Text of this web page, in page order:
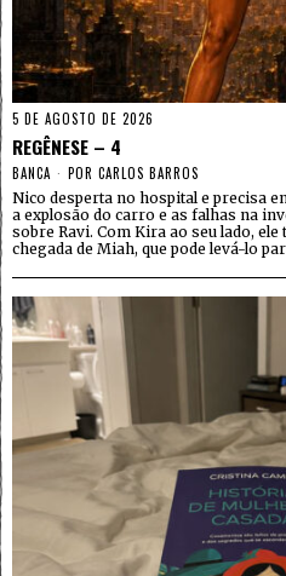
5 DE AGOSTO DE 2026
REGÊNESE – 4
BANCA POR CARLOS BARROS
Nico desperta no hospital e precisa
a explosão do carro e as falhas na
sobre Ravi. Com Kira ao seu lado,
chegada de Miah, que pode levá-lo